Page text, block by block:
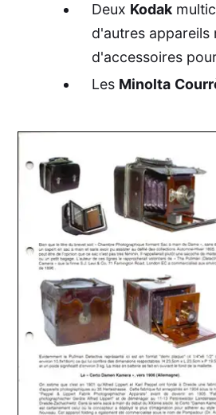
Deux Kodak
d'autres appareils
d'accessoires
Les Minolta